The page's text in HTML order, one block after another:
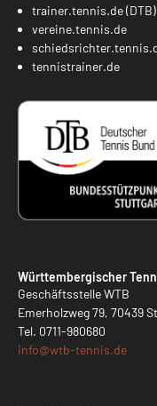
trainer.tennis.de (DTB)
vereine.tennis.de
tennistrainer.de
Württembergischer
Geschäftsstelle WTB
Emerholzweg 79, 70439
Tel. 0711-980680
info@wtb-tennis.de